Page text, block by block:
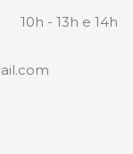
- 13h e 14h